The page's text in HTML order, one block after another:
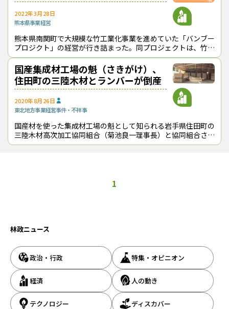
2022年3月28日
熊本県事業経営
熊本県南関町で大規模な竹工業化事業を進めていた「バンブー
プロジクト」の経営が行き詰まった。同プロジェクトは、竹材
の集荷と１次加工を行うバンブーフロンティア（株）、竹の新
建材「ナンカンボード」などを製
国産集成材工場の魁（さきがけ）、
住田町の三陸木材とランバーが倒産
2020年8月26日
東北地方事業経営事件・不祥事
国産材を使った集成材工場の魁として知られる岩手県住田町の
三陸木材高次加工協同組合（菊池良一理事長）と協同組合さん
りくランバー（上田昭雄理事長）が７月31日付けで盛岡地方
1
林政ニュース
政治・行政 特集・オピニオン
経済 人の動き
テクノロジー
ディスカバー